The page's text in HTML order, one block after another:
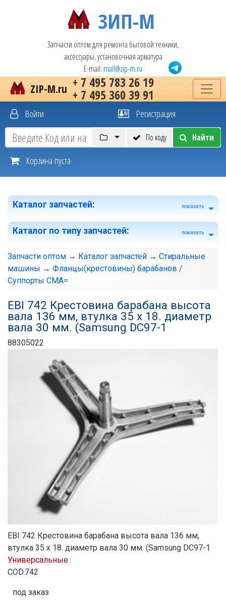
ЗИП-М
Запчасти оптом для ремонта бытовой техники,
аксессуары, установочная арматура
E-mail: mail@zip-m.ru
+ 7 495 783 26 19
+ 7 495 360 39 91
ZIP-M.ru
Войти Регистрация
По коду Найти
Корзина пуста
Каталог запчастей: показать
Каталог по типу запчастей: показать
Запчасти оптом → Каталог запчастей → Стиральные
машины → Фланцы(крестовины) барабанов /
Суппорты СМА=
EBI 742 Крестовина барабана высота
вала 136 мм, втулка 35 х 18. диаметр
вала 30 мм. (Samsung DC97-1
88305022
EBI 742 Крестовина барабана высота вала 136 мм,
втулка 35 х 18. диаметр вала 30 мм. (Samsung DC97-1
Универсальные
COD.742
под заказ